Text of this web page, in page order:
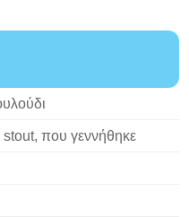
stout, που γεννήθηκε